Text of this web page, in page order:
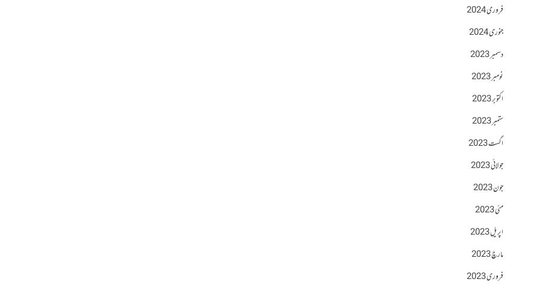
فروری 2024
جنوری 2024
دسمبر 2023
نومبر 2023
اکتوبر 2023
ستمبر 2023
اگست 2023
جولائی 2023
جون 2023
مئی 2023
اپریل 2023
مارچ 2023
فروری 2023